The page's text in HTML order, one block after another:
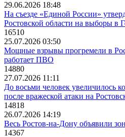
29.06.2026 18:48
На съезде «Единой России»
Ростовской области на выборы в
16510
25.07.2026 03:50
Мощные взрывы прогремели в
работает ПВО
14880
27.07.2026 11:11
До восьми человек увеличилось
после вражеской атаки на
14818
26.07.2026 14:19
Весь Ростов-на-Дону объявили
14367